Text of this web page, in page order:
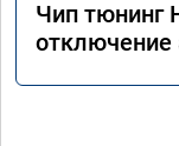
Чип тюнинг
отключение